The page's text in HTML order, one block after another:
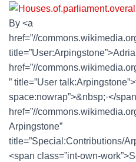
By <a
href=”//
href=”//
” title=”User
space:nowrap”>&nbsp;·</
href=”//
Arpingstone”
title=”Special:Contributions/
<span class=”int-own-